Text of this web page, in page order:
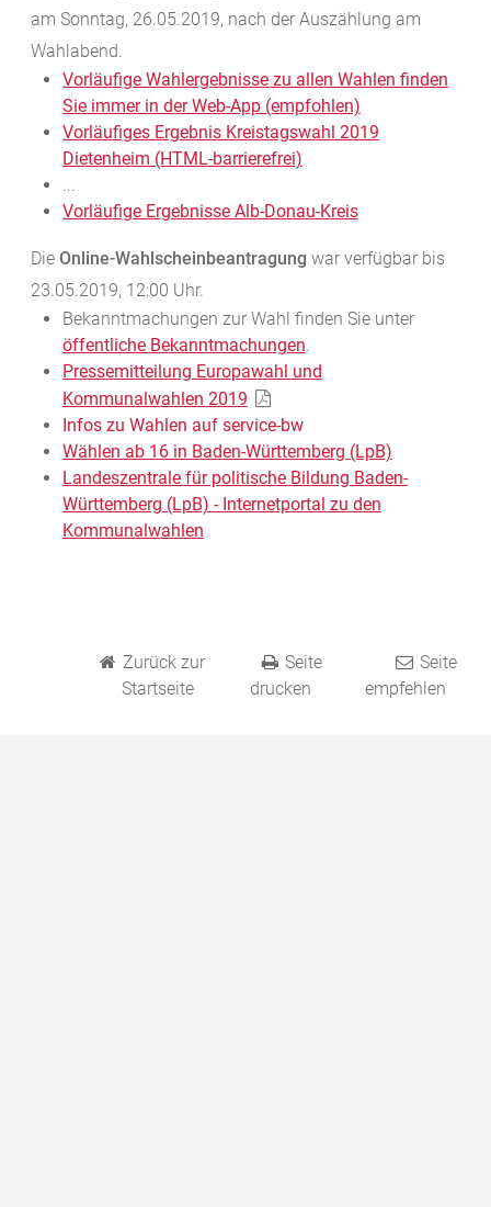
am Sonntag, 26.05.2019, nach der Auszählung am
Wahlabend.
Vorläufige Wahlergebnisse zu allen Wahlen finden
Sie immer in der Web-App (empfohlen)
Vorläufiges Ergebnis Kreistagswahl 2019
Dietenheim (HTML-barrierefrei)
...
Vorläufige Ergebnisse Alb-Donau-Kreis
Die Online-Wahlscheinbeantragung war verfügbar bis
23.05.2019, 12:00 Uhr.
Bekanntmachungen zur Wahl finden Sie unter
öffentliche Bekanntmachungen.
Pressemitteilung Europawahl und
Kommunalwahlen 2019
Infos zu Wahlen auf service-bw
Wählen ab 16 in Baden-Württemberg (LpB)
Landeszentrale für politische Bildung Baden-
Württemberg (LpB) - Internetportal zu den
Kommunalwahlen
Zurück zur
Startseite
Seite
drucken
Seite
empfehlen